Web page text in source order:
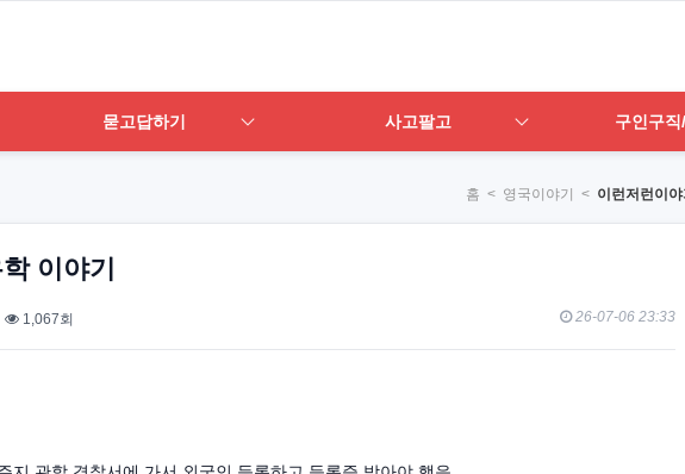
묻고답하기 사고팔고 구인구
홈 < 영국이야기 < 이런저런이야
이야기
1,067회 26-07-06 23:33